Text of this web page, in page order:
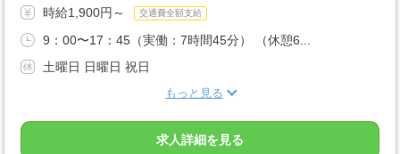
時給1,900円～ 交通費全額支給
9：00〜17：45（実働：7時間45分） （休憩6...
土曜日 日曜日 祝日
もっと見る
求人詳細を見る